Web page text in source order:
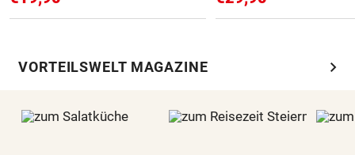
VORTEILSWELT MAGAZINE chevron_right